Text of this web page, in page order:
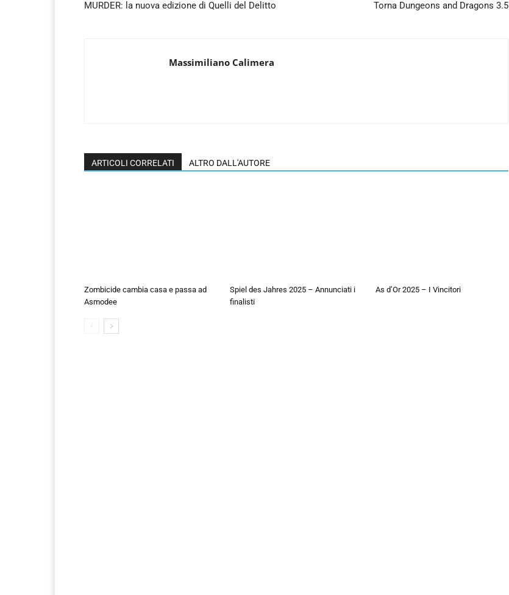
MURDER: la nuova edizione di Quelli del Delitto Torna Dungeons and Dragons 3.5
Massimiliano Calimera
ARTICOLI CORRELATI ALTRO DALL'AUTORE
Zombicide cambia casa e passa ad
Asmodee
Spiel des Jahres 2025 – Annunciati i
finalisti
As d’Or 2025 – I Vincitori